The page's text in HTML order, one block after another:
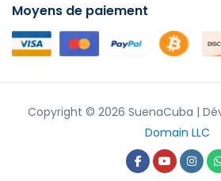
Moyens de paiement
Copyright © 2026 SuenaCuba |
Domain LLC